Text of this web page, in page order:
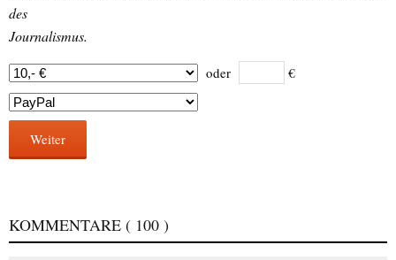
des
Journalismus.
oder €
Weiter
KOMMENTARE ( 100 )